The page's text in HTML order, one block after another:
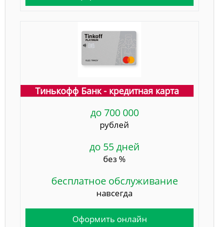
Тинькофф Банк - кредитная карта
до 700 000
рублей
до 55 дней
без %
бесплатное обслуживание
навсегда
Оформить онлайн